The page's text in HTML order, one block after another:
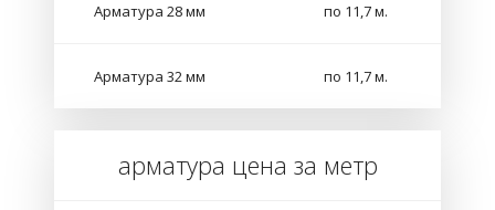
Арматура 28 мм по 11,7 м.
Арматура 32 мм по 11,7 м.
арматура цена за метр